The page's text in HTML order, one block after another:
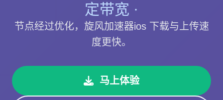
定带宽 ·
节点经过优化，旋风加速器ios 下载与上传速
度更快。
马上体验